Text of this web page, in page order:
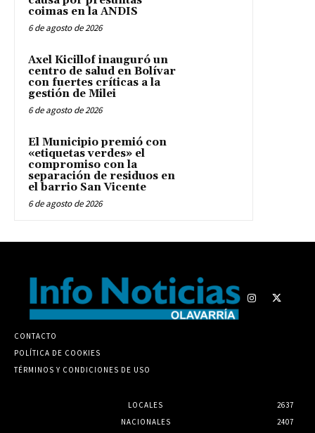
coimas en la ANDIS
6 de agosto de 2026
Axel Kicillof inauguró un
centro de salud en Bolívar
con fuertes críticas a la
gestión de Milei
6 de agosto de 2026
El Municipio premió con
«etiquetas verdes» el
compromiso con la
separación de residuos en
el barrio San Vicente
6 de agosto de 2026
CONTACTO
POLÍTICA DE COOKIES
TÉRMINOS Y CONDICIONES DE USO
LOCALES
2637
NACIONALES
2407